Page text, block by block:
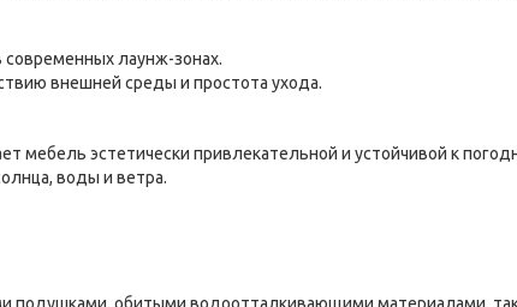
лаунж-зонах.
внешней среды и простота ухода.
мебель эстетически привлекательной и устойчивой к
воды и ветра.